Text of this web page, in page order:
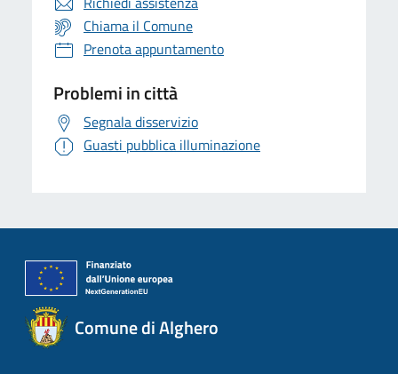
Chiama il Comune
Prenota appuntamento
Problemi in città
Segnala disservizio
Guasti pubblica illuminazione
Comune di Alghero